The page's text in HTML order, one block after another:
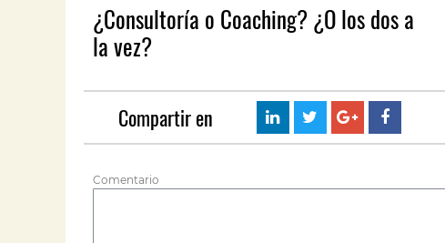
¿Consultoría o Coaching? ¿O los dos a
la vez?
Compartir en
Comentario